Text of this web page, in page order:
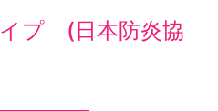
イプ (日本防炎協